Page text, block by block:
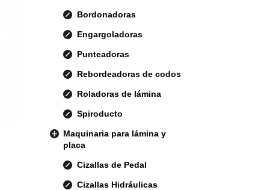
Bordonadoras
Engargoladoras
Punteadoras
Rebordeadoras de codos
Roladoras de lámina
Spiroducto
Maquinaria para lámina y
placa
Cizallas de Pedal
Cizallas Hidráulicas